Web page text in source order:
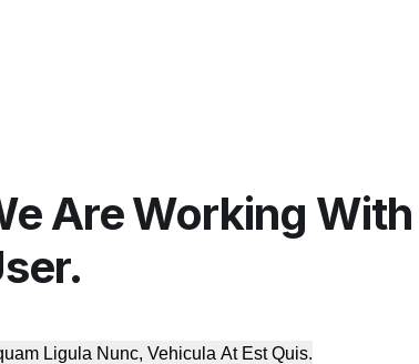
Are Working
Ligula Nunc, Vehicula At Est Quis.